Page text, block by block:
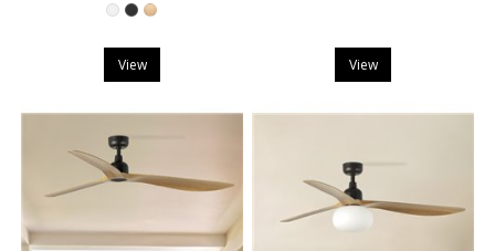
Blanco
NegroHaya Natural
View View